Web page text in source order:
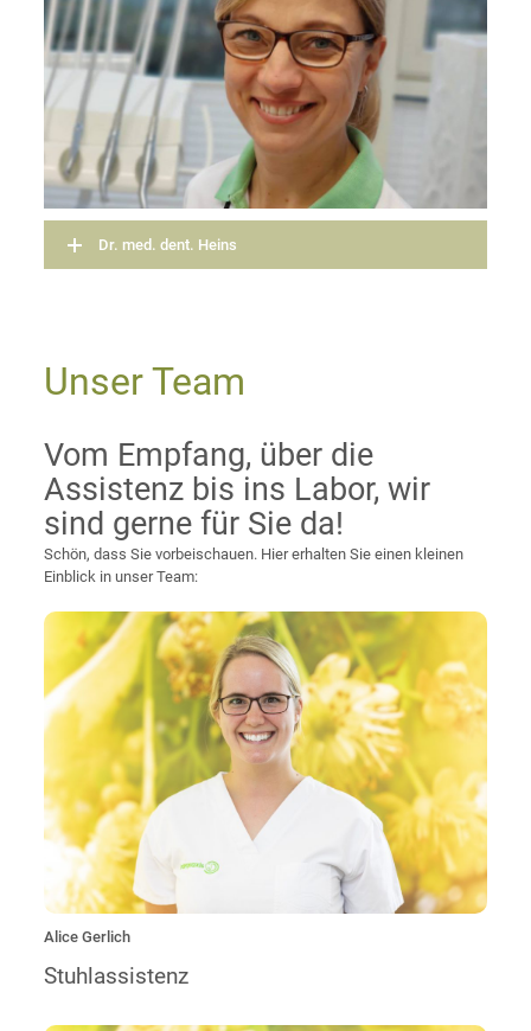
Dr. med. dent. Heins
Unser Team
Vom Empfang, über die
Assistenz bis ins Labor, wir
sind gerne für Sie da!
Schön, dass Sie vorbeischauen. Hier erhalten Sie einen kleinen
Einblick in unser Team:
„Seit über zehn Jahren bin ich in meinem Beruf und mag es
sehr so intensiv mit Patienten zusammenzuarbeiten.“
Alice Gerlich
Stuhlassistenz